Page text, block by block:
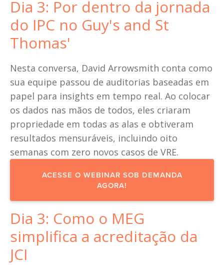
Dia 3: Por dentro da jornada
do IPC no Guy's and St
Thomas'
Nesta conversa, David Arrowsmith conta como
sua equipe passou de auditorias baseadas em
papel para insights em tempo real. Ao colocar
os dados nas mãos de todos, eles criaram
propriedade em todas as alas e obtiveram
resultados mensuráveis, incluindo oito
semanas com zero novos casos de VRE.
ACESSE O WEBINAR SOB DEMANDA
AGORA!
Dia 3: Como o MEG
simplifica a acreditação da
JCI